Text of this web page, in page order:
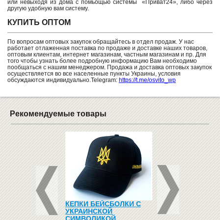
или невыходя из дома с помьощью системы «Приват24», либо через
другую удобную вам систему.
КУПИТЬ ОПТОМ
По вопросам оптовых закупок обращайтесь в отдел продаж. У нас
работает отлаженная поставка по продаже и доставке наших товаров,
оптовым клиентам, интернет магазинам, частным магазинам и пр. Для
того чтобы узнать более подробную информацию Вам необходимо
пообщаться с нашим менеджером. Продажа и доставка оптовых закупок
осуществляется во все населенные пункты Украины, условия
обсуждаются индивидуально.Telegram: https://t.me/osvito_wp
Рекомендуемые товары
КЕПКИ БЕЙСБОЛКИ С
УКРАИНСКОЙ
ВЕШАЛКА
ДВУСТОРОННЯЯ